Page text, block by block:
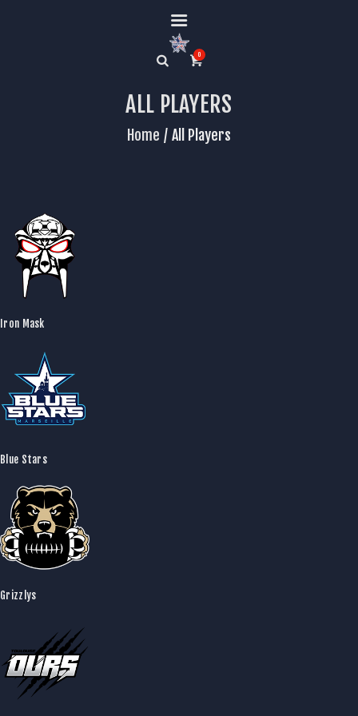
0
ALL PLAYERS
Home All Players
Boutique
Calendrier et
Résultats
Nos disciplines
Iron Mask
Blue Stars
Grizzlys